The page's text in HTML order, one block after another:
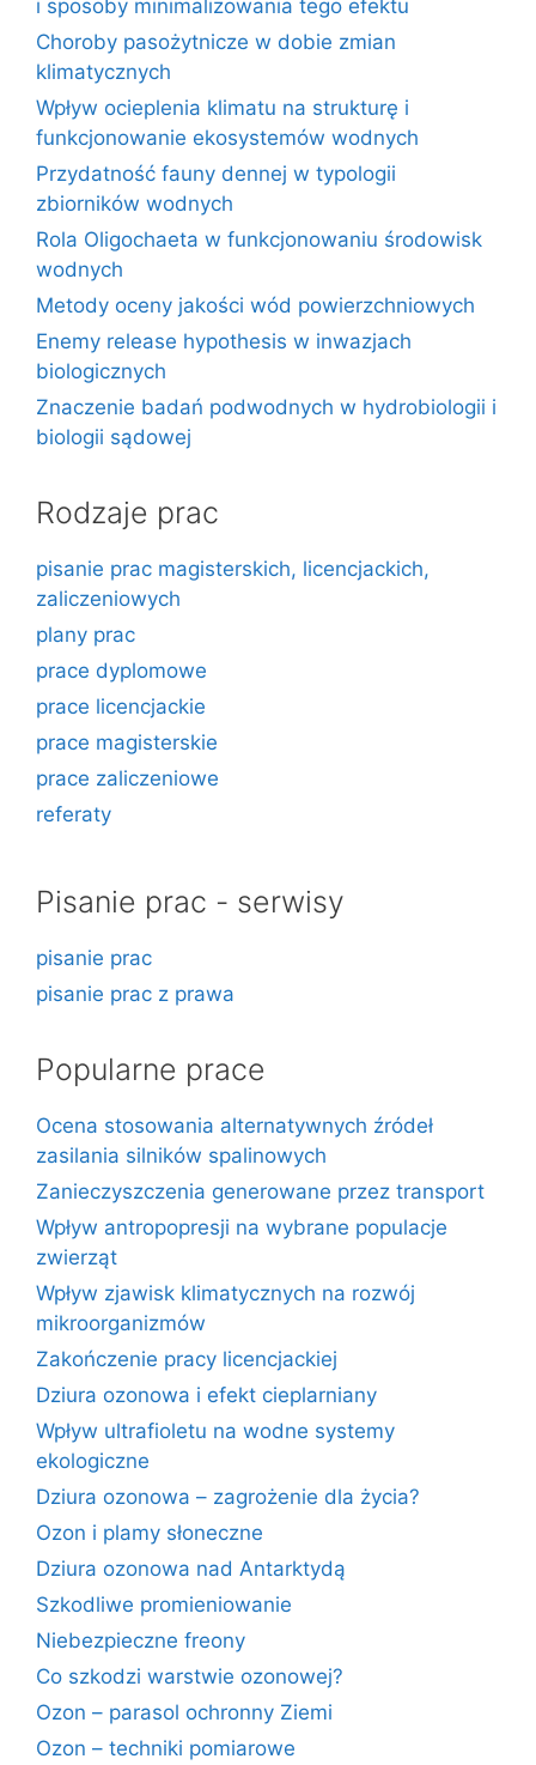
i sposoby minimalizowania tego efektu
Choroby pasożytnicze w dobie zmian
klimatycznych
Wpływ ocieplenia klimatu na strukturę i
funkcjonowanie ekosystemów wodnych
Przydatność fauny dennej w typologii
zbiorników wodnych
Rola Oligochaeta w funkcjonowaniu środowisk
wodnych
Metody oceny jakości wód powierzchniowych
Enemy release hypothesis w inwazjach
biologicznych
Znaczenie badań podwodnych w hydrobiologii i
biologii sądowej
Rodzaje prac
pisanie prac magisterskich, licencjackich,
zaliczeniowych
plany prac
prace dyplomowe
prace licencjackie
prace magisterskie
prace zaliczeniowe
referaty
Pisanie prac - serwisy
pisanie prac
pisanie prac z prawa
Popularne prace
Ocena stosowania alternatywnych źródeł
zasilania silników spalinowych
Zanieczyszczenia generowane przez transport
Wpływ antropopresji na wybrane populacje
zwierząt
Wpływ zjawisk klimatycznych na rozwój
mikroorganizmów
Zakończenie pracy licencjackiej
Dziura ozonowa i efekt cieplarniany
Wpływ ultrafioletu na wodne systemy
ekologiczne
Dziura ozonowa – zagrożenie dla życia?
Ozon i plamy słoneczne
Dziura ozonowa nad Antarktydą
Szkodliwe promieniowanie
Niebezpieczne freony
Co szkodzi warstwie ozonowej?
Ozon – parasol ochronny Ziemi
Ozon – techniki pomiarowe